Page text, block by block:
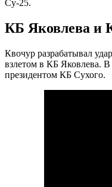
Су-25.
КБ Яковлева и
Квочур разрабатывал
взлетом в КБ Яковлева. В
президентом КБ Сухого.